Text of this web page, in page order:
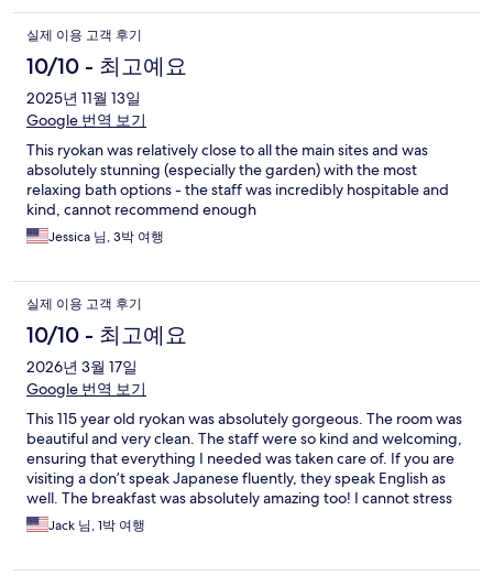
실제 이용 고객 후기
10/10 - 최고예요
2025년 11월 13일
Google 번역 보기
This ryokan was relatively close to all the main sites and was
absolutely stunning (especially the garden) with the most
relaxing bath options - the staff was incredibly hospitable and
kind, cannot recommend enough
Jessica 님, 3박 여행
실제 이용 고객 후기
10/10 - 최고예요
2026년 3월 17일
Google 번역 보기
This 115 year old ryokan was absolutely gorgeous. The room was
beautiful and very clean. The staff were so kind and welcoming,
ensuring that everything I needed was taken care of. If you are
visiting a don’t speak Japanese fluently, they speak English as
well. The breakfast was absolutely amazing too! I cannot stress
how much I recommend staying here. I personally loved the
“chrysanthemum room” (Kiku) since I was directly in front of the
Jack 님, 1박 여행